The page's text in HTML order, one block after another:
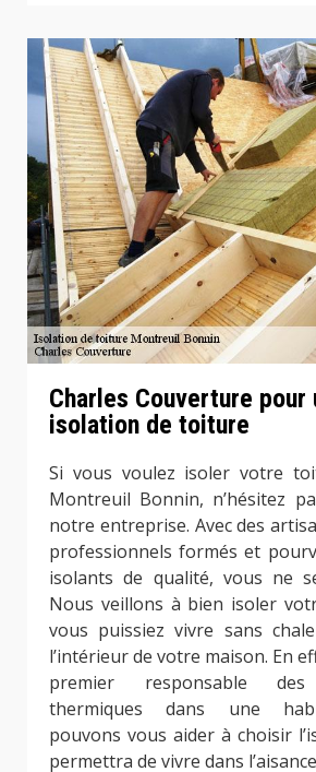
Charles Couverture pour
isolation de toiture
Si vous voulez isoler votre
Montreuil Bonnin, n’hésitez
notre entreprise. Avec des
professionnels formés et
isolants de qualité, vous ne
Nous veillons à bien isoler
vous puissiez vivre sans
l’intérieur de votre maison. En
premier responsable des
thermiques dans une
pouvons vous aider à choisir
permettra de vivre dans